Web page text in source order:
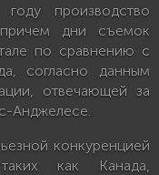
производство
дни съемок
по сравнению с
согласно данным
отвечающей за
Анджелесе.
конкуренцией
как Канада,